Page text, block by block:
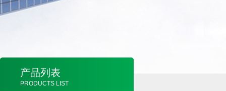
产品列表
PRODUCTS LIST